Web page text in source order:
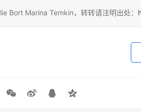
Bort Marina Temkin，转转请注明出处：